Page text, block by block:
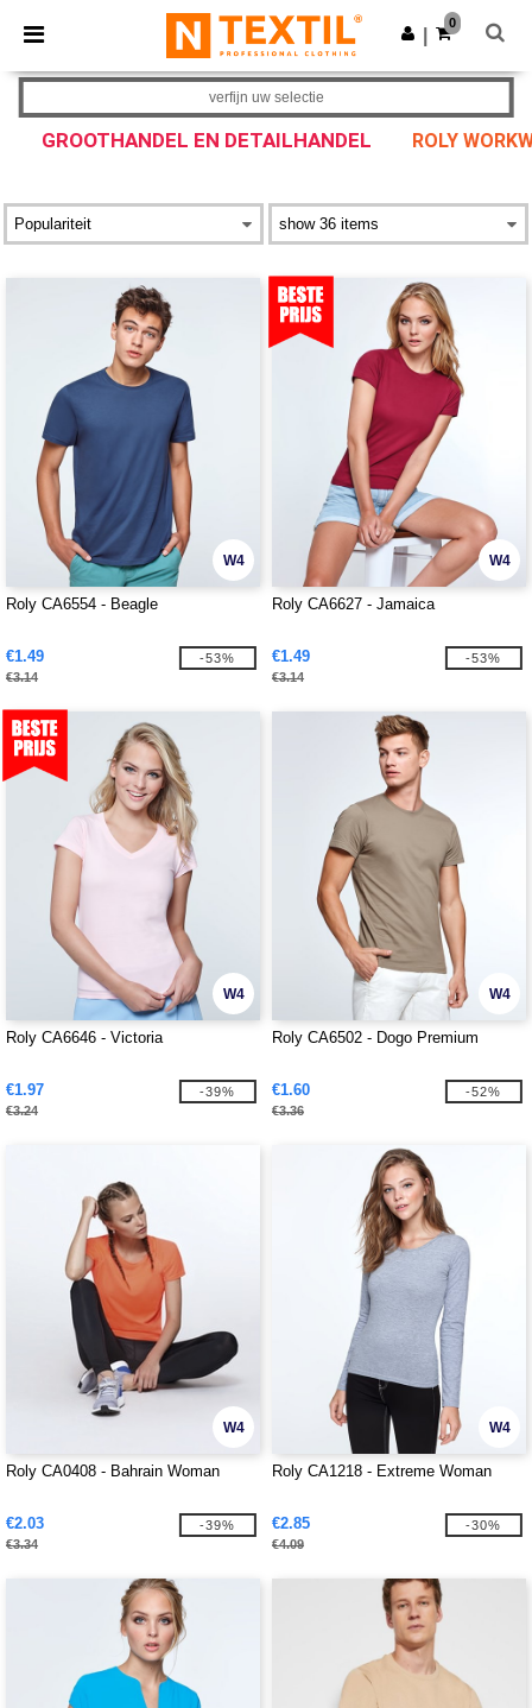
× Ntextil-app
Betere prijzen in de app!
Download app
0
GROOTHANDEL EN DETAILHANDEL ROLY
verfijn uw selectie
W4
Roly CA6554 - Beagle
€1.49
€3.14
-53%
W4
Roly CA6627 - Jamaica
€1.49
€3.14
-53%
W4
Roly CA6646 - Victoria
€1.97
€3.24
-39%
W4
Roly CA6502 - Dogo Premium
€1.60
€3.36
-52%
W4
Roly CA0408 - Bahrain Woman
€2.03
€3.34
-39%
W4
Roly CA1218 - Extreme Woman
€2.85
€4.09
-30%